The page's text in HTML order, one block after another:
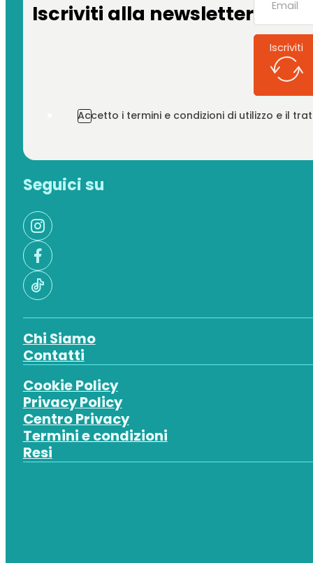
Iscriviti alla newsletter
Iscriviti
Accetto i termini e condizioni di utilizzo e il
Seguici su
Chi Siamo
Contatti
Cookie Policy
Privacy Policy
Centro Privacy
Termini e condizioni
Resi